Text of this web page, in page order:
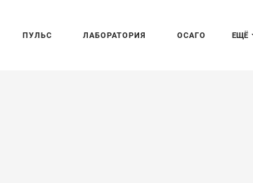
ЕЩЁ
ПУЛЬС ЛАБОРАТОРИЯ ОСАГО